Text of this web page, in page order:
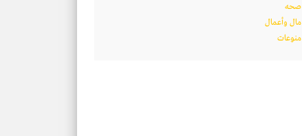
صحه
مال وأعمال
منوعات